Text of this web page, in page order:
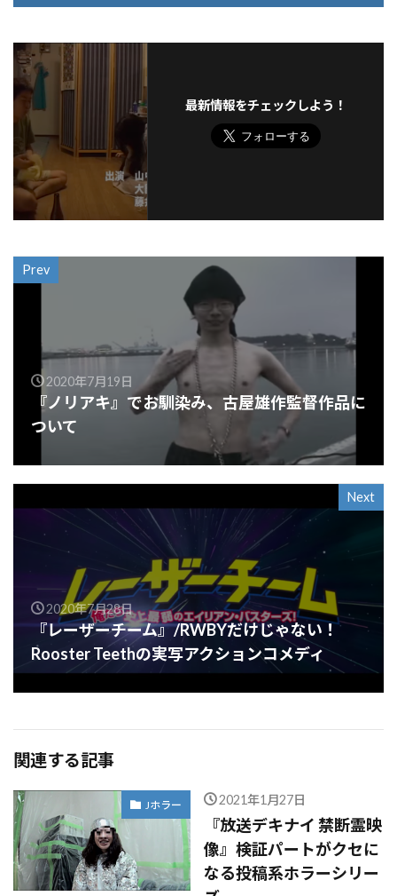
最新情報をチェックしよう！
Prev
2020年7月19日
『ノリアキ』でお馴染み、古屋雄作監督作品に
ついて
Next
2020年7月28日
『レーザーチーム』/RWBYだけじゃない！
Rooster Teethの実写アクションコメディ
関連する記事
Jホラー 2021年1月27日
『放送デキナイ 禁断霊映
像』検証パートがクセに
なる投稿系ホラーシリー